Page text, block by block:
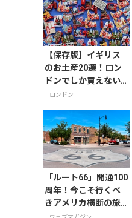
【保存版】イギリス
のお土産20選！ロン
ドンでしか買えない
雑貨/お菓子/紅茶まで
ロンドン
「ルート66」開通100
周年！今こそ行くべ
きアメリカ横断の旅
【今旅2026】